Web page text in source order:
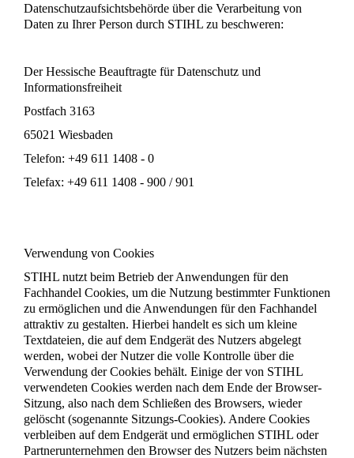
Datenschutzaufsichtsbehörde über die Verarbeitung von
Daten zu Ihrer Person durch STIHL zu beschweren:
Der Hessische Beauftragte für Datenschutz und
Informationsfreiheit
Postfach 3163
65021 Wiesbaden
Telefon: +49 611 1408 - 0
Telefax: +49 611 1408 - 900 / 901
Verwendung von Cookies
STIHL nutzt beim Betrieb der Anwendungen für den
Fachhandel Cookies, um die Nutzung bestimmter Funktionen
zu ermöglichen und die Anwendungen für den Fachhandel
attraktiv zu gestalten. Hierbei handelt es sich um kleine
Textdateien, die auf dem Endgerät des Nutzers abgelegt
werden, wobei der Nutzer die volle Kontrolle über die
Verwendung der Cookies behält. Einige der von STIHL
verwendeten Cookies werden nach dem Ende der Browser-
Sitzung, also nach dem Schließen des Browsers, wieder
gelöscht (sogenannte Sitzungs-Cookies). Andere Cookies
verbleiben auf dem Endgerät und ermöglichen STIHL oder
Partnerunternehmen den Browser des Nutzers beim nächsten